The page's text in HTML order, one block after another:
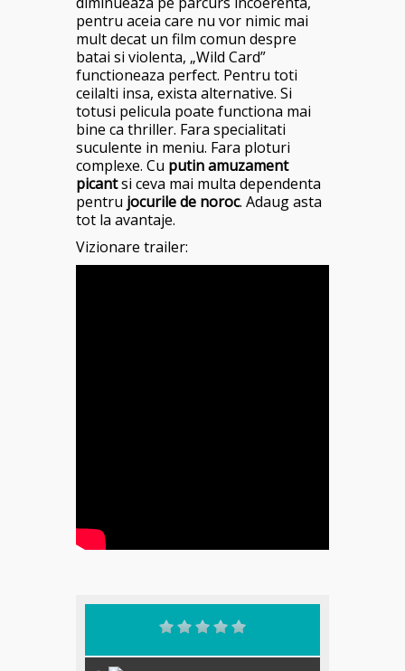
pentru aceia care nu vor nimic mai
mult decat un film comun despre
batai si violenta, „Wild Card”
functioneaza perfect. Pentru toti
ceilalti insa, exista alternative. Si
totusi pelicula poate functiona mai
bine ca thriller. Fara specialitati
suculente in meniu. Fara ploturi
complexe. Cu putin amuzament
picantsi ceva mai multa dependenta
pentru jocurile de noroc. Adaug asta
tot la avantaje.
Vizionare trailer: